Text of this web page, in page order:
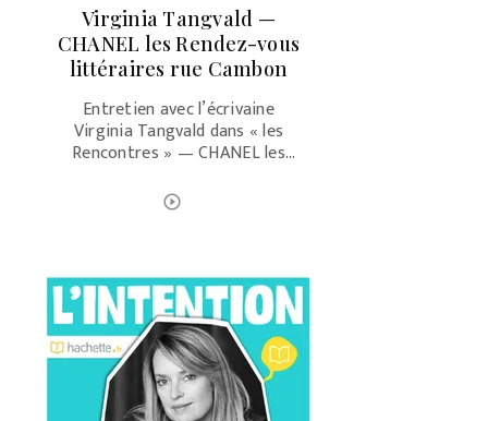
Virginia Tangvald —
CHANEL les Rendez-vous
littéraires rue Cambon
Entretien avec l’écrivaine
Virginia Tangvald dans « les
Rencontres » — CHANEL les
Cambon
play_circle_outline